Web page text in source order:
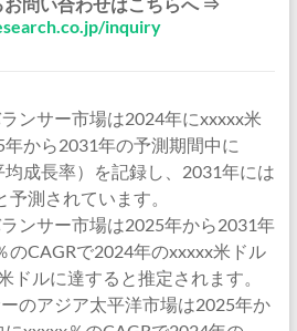
inquiry
ンサー市場は2024年にxxxxx米
年から2031年の予測期間中に
成長率）を記録し、2031年には
測されています。
ンサー市場は2025年から2031年
のCAGRで2024年のxxxxx米ドル
ドルに達すると推定されます。
のアジア太平洋市場は2025年か